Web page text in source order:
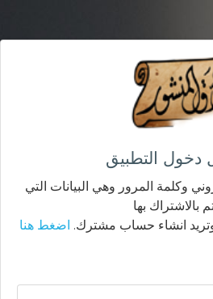
دخول التطبيق
وكلمة المرور وهي البيانات التي
بالاشتراك بها
وتريد انشاء حساب مشترك. اضغط هنا